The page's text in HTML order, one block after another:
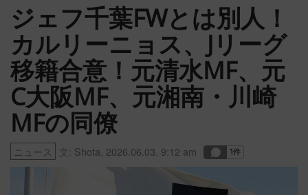
ジェフ千葉FWとは別人！
カルリーニョス、Jリーグ
移籍合意！元清水MF、元
C大阪MF、元湘南・川崎
MFの同僚
ニュース 文: Shota 2026.06.03. 9:12 am